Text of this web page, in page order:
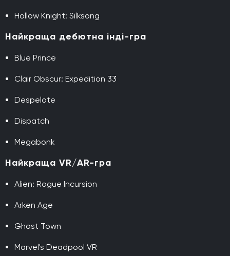
Hollow Knight: Silksong
Найкраща дебютна інді-гра
Blue Prince
Clair Obscur: Expedition 33
Despelote
Dispatch
Megabonk
Найкраща VR/AR-гра
Alien: Rogue Incursion
Arken Age
Ghost Town
Marvel's Deadpool VR